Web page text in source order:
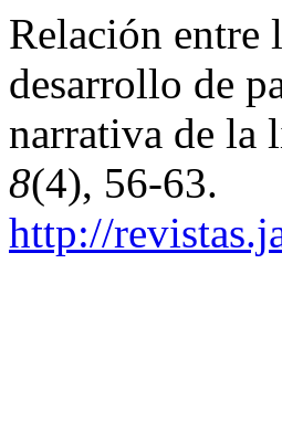
Relación entre
desarrollo de
narrativa de la
8(4), 56-63.
http://